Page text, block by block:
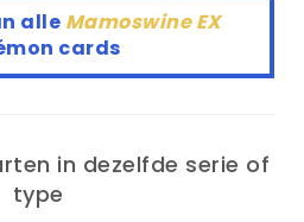
alle Mamoswine EX
cards
in dezelfde serie of
type